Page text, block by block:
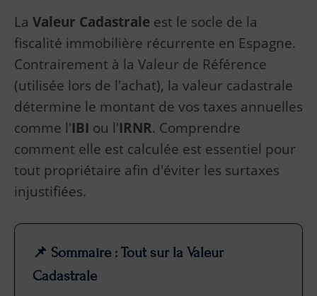
La Valeur Cadastrale est le socle de la
fiscalité immobilière récurrente en Espagne.
Contrairement à la Valeur de Référence
(utilisée lors de l'achat), la valeur cadastrale
détermine le montant de vos taxes annuelles
comme l'IBI ou l'IRNR. Comprendre
comment elle est calculée est essentiel pour
tout propriétaire afin d'éviter les surtaxes
injustifiées.
📌 Sommaire : Tout sur la Valeur
Cadastrale